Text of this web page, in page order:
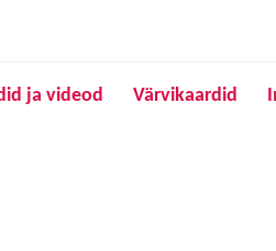
ja videod Värvikaardid